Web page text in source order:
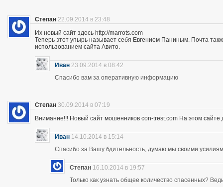
Степан 22.09.2014 в 23:48
Их новый сайт здесь http://marrots.com
Теперь этот упырь называет себя Евгением Паниным. Почта
использованием сайта Авито.
Иван 23.09.2014 в 08:42
Спасибо вам за оперативную информацию
Степан 30.09.2014 в 07:19
Внимание!!! Новый сайт мошенников con-trest.com На этом сайте
Иван 14.10.2014 в 15:14
Спасибо за Вашу бдительность, думаю мы своими
Степан 16.10.2014 в 19:57
Только как узнать общее количество спасенных?